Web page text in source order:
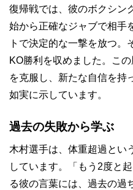
復帰戦では、彼のボクシン
始から正確なジャブで相手
トで決定的な一撃を放つ
KO勝利を収めました。こ
を克服し、新たな自信を持
如実に示しています。
過去の失敗から学ぶ
木村選手は、体重超過とい
しています。「もう2度と
る彼の言葉には、過去の過